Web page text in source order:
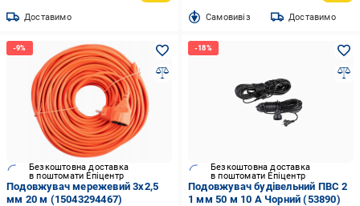
Доставимо Cамовивіз Доставимо
Безкоштовна доставка
в поштомати Епіцентр
Подовжувач мережевий 3x2,5
мм 20 м (15043294467)
Безкоштовна доставка
в поштомати Епіцентр
Подовжувач будівельний ПВС 2
1 мм 50 м 10 А Чорний (53890)